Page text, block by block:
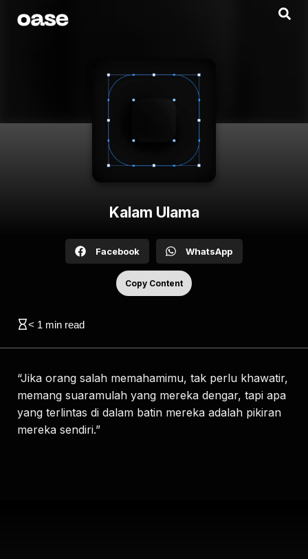
Kalam Ulama
Facebook WhatsApp
Copy Content
< 1 min read
“Jika orang salah memahamimu, tak perlu khawatir,
memang suaramulah yang mereka dengar, tapi apa
yang terlintas di dalam batin mereka adalah pikiran
mereka sendiri.”